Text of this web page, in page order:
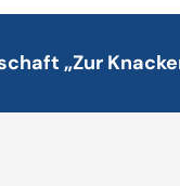
„Zur